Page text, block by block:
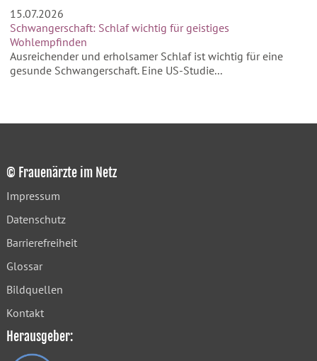
15.07.2026
Schwangerschaft: Schlaf wichtig für geistiges
Wohlempfinden
Ausreichender und erholsamer Schlaf ist wichtig für eine
gesunde Schwangerschaft. Eine US-Studie...
© Frauenärzte im Netz
Impressum
Datenschutz
Barrierefreiheit
Glossar
Bildquellen
Kontakt
Herausgeber: